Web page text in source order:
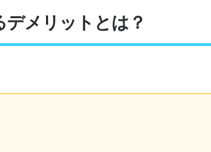
メリットとは？